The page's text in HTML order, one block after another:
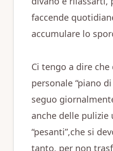
faccende
accumulare lo
Ci tengo a dire
personale “piano
seguo
anche delle pulizie
“pesanti”,che si
tanto, per non